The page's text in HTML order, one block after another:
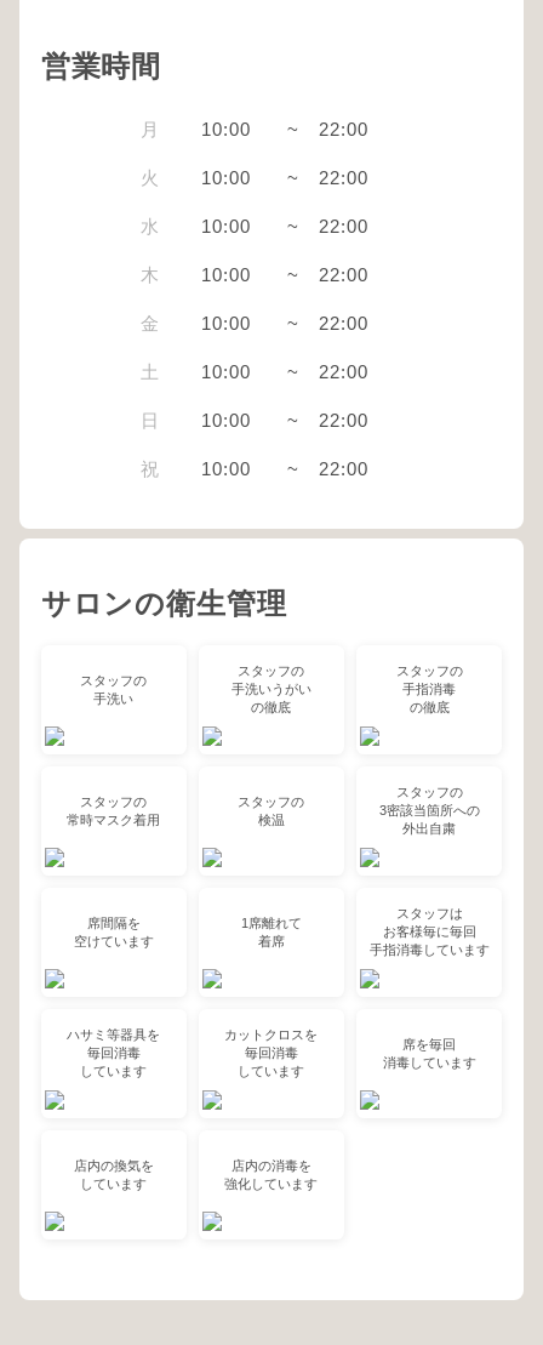
営業時間
月 10:00 ~ 22:00
火 10:00 ~ 22:00
水 10:00 ~ 22:00
木 10:00 ~ 22:00
金 10:00 ~ 22:00
土 10:00 ~ 22:00
日 10:00 ~ 22:00
祝 10:00 ~ 22:00
サロンの衛生管理
スタッフの
手洗い
スタッフの
手洗いうがい
の徹底
スタッフの
手指消毒
の徹底
スタッフの
常時マスク着用
スタッフの
検温
スタッフの
3密該当箇所への
外出自粛
席間隔を
空けています
1席離れて
着席
スタッフは
お客様毎に毎回
手指消毒しています
ハサミ等器具を
毎回消毒
しています
カットクロスを
毎回消毒
しています
席を毎回
消毒しています
店内の換気を
しています
店内の消毒を
強化しています